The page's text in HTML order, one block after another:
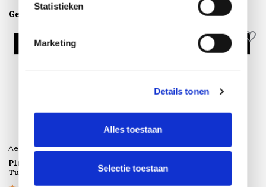
Statistieken
Marketing
Details tonen
Alles toestaan
Selectie toestaan
Gerelateerde producten
Aerocover
Platinum AeroCover
Tuinsethoes ø250xH85
Aerocover
Platinum AeroCover
Tuinsethoes ø250xH85